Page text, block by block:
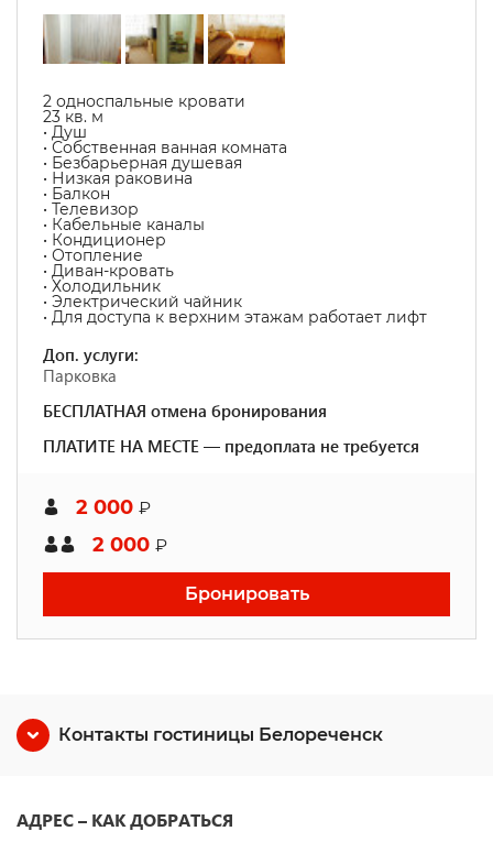
2 односпальные кровати
23 кв. м
• Душ
• Собственная ванная комната
• Безбарьерная душевая
• Низкая раковина
• Балкон
• Телевизор
• Кабельные каналы
• Кондиционер
• Отопление
• Диван-кровать
• Холодильник
• Электрический чайник
• Для доступа к верхним этажам работает лифт
Доп. услуги:
Парковка
БЕСПЛАТНАЯ отмена бронирования
ПЛАТИТЕ НА МЕСТЕ — предоплата не требуется
2 000 ₽
2 000 ₽
Бронировать
Контакты гостиницы Белореченск
АДРЕС – КАК ДОБРАТЬСЯ